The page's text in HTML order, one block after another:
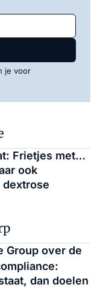
je voor
Frietjes met…
ook
Group over de
dan doelen